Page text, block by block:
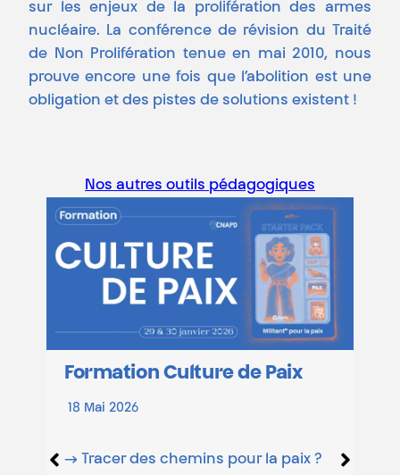
sur les enjeux de la prolifération des armes
nucléaire. La conférence de révision du Traité
de Non Prolifération tenue en mai 2010, nous
prouve encore une fois que l’abolition est une
obligation et des pistes de solutions existent !
Nos autres outils pédagogiques
de Paix
pour la paix ?
transition qui épuise